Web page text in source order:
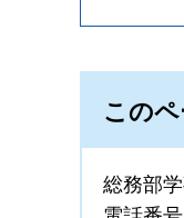
この
総務部